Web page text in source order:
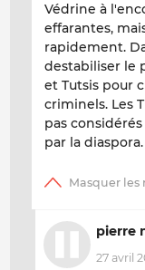
Védrine à
effarantes,
rapidement.
destabiliser le
et Tutsis pour
criminels. Les
pas
par la diaspora.
pierre
27 avril